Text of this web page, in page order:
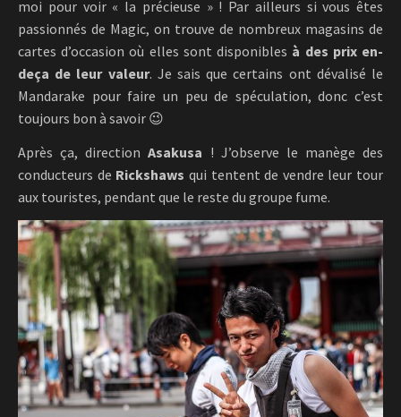
moi pour voir « la précieuse » ! Par ailleurs si vous êtes
passionnés de Magic, on trouve de nombreux magasins de
cartes d’occasion où elles sont disponibles à des prix en-
deça de leur valeur. Je sais que certains ont dévalisé le
Mandarake pour faire un peu de spéculation, donc c’est
toujours bon à savoir 😉
Après ça, directionAsakusa ! J’observe le manège des
conducteurs de Rickshaws qui tentent de vendre leur tour
aux touristes, pendant que le reste du groupe fume.